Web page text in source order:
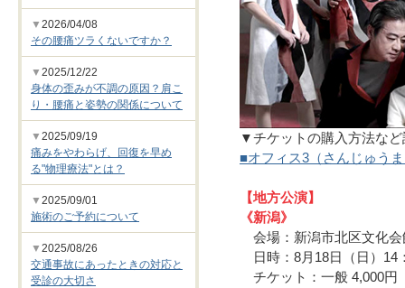
▼チケットの購入方法な
■オフィス3（さんじゅう
【地方公演】
《新潟》
会場：新潟市北区文化会
日時：8月18日（日）14
チケット：一般 4,000円
▼ 2026/04/08
その腰痛ツラくないですか？
▼ 2025/12/22
身体の歪みが不調の原因？肩こ
り・腰痛と姿勢の関係について
▼ 2025/09/19
痛みをやわらげ、回復を早め
る"物理療法"とは？
▼ 2025/09/01
施術のご予約について
▼ 2025/08/26
交通事故にあったときの対応と
受診の大切さ